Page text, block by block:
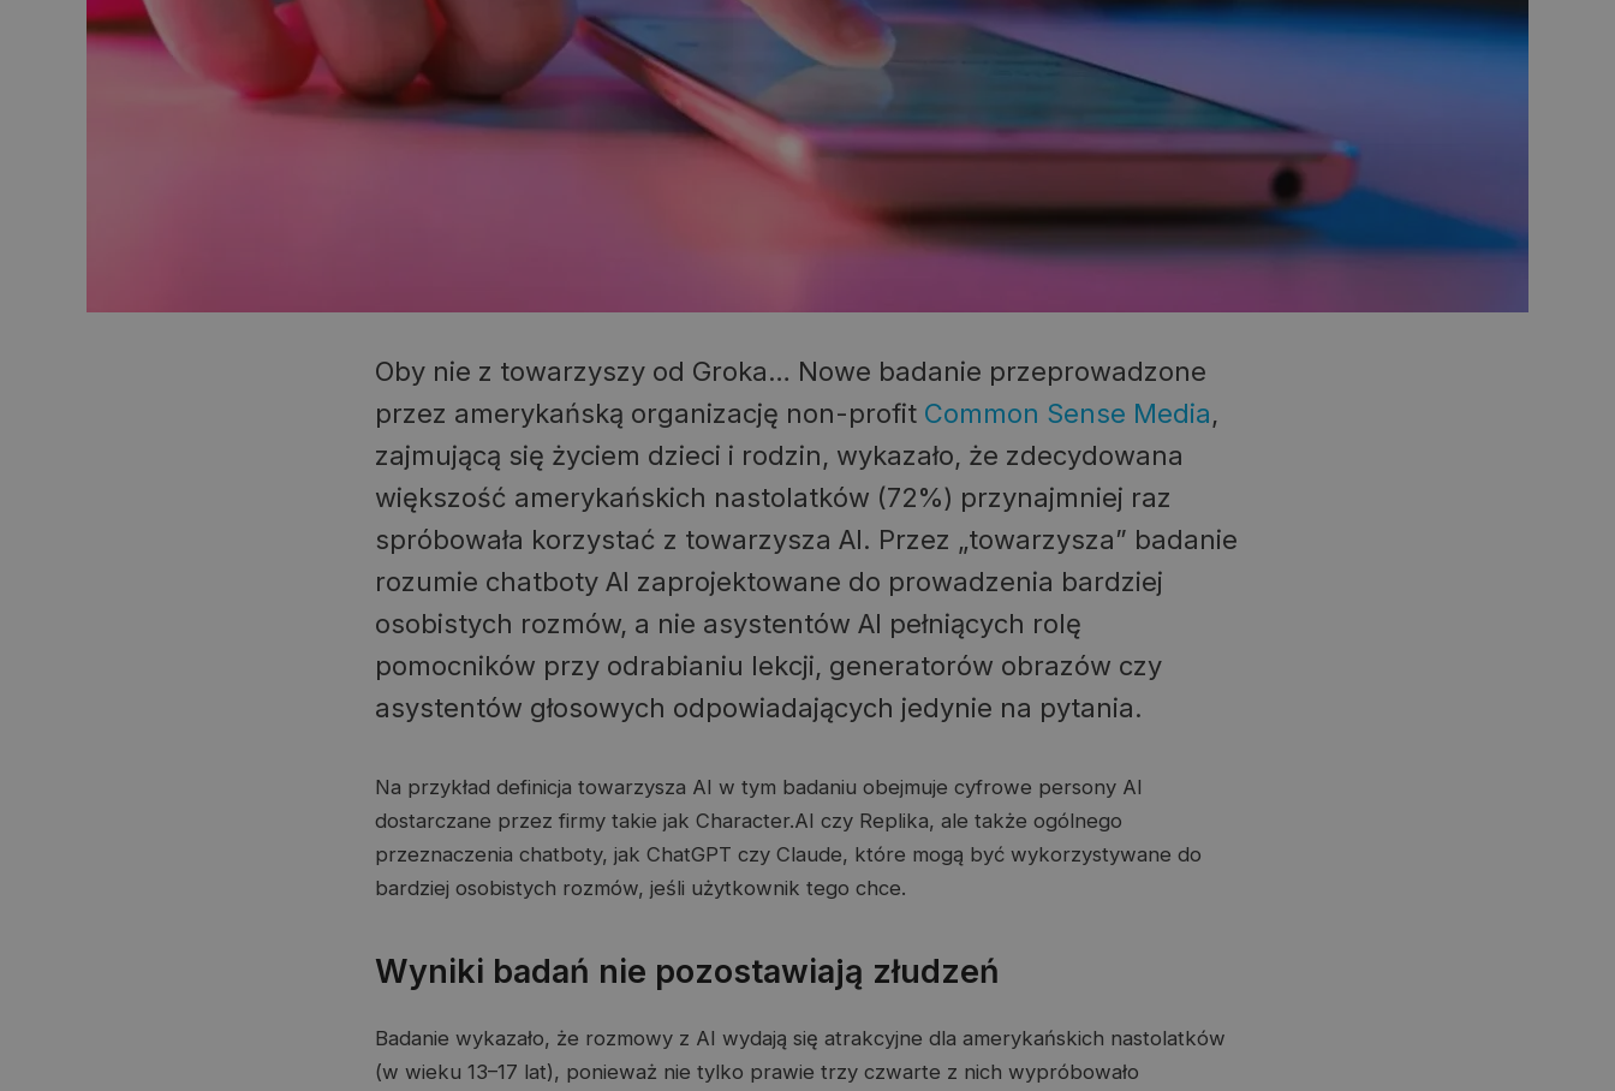
Oby nie z towarzyszy od Groka… Nowe badanie przeprowadzone
przez amerykańską organizację non-profit Common Sense Media,
zajmującą się życiem dzieci i rodzin, wykazało, że zdecydowana
większość amerykańskich nastolatków (72%) przynajmniej raz
spróbowała korzystać z towarzysza AI. Przez „towarzysza” badanie
rozumie chatboty AI zaprojektowane do prowadzenia bardziej
osobistych rozmów, a nie asystentów AI pełniących rolę
pomocników przy odrabianiu lekcji, generatorów obrazów czy
asystentów głosowych odpowiadających jedynie na pytania.
Na przykład definicja towarzysza AI w tym badaniu obejmuje cyfrowe persony AI
dostarczane przez firmy takie jak Character.AI czy Replika, ale także ogólnego
przeznaczenia chatboty, jak ChatGPT czy Claude, które mogą być wykorzystywane do
bardziej osobistych rozmów, jeśli użytkownik tego chce.
Wyniki badań nie pozostawiają złudzeń
Badanie wykazało, że rozmowy z AI wydają się atrakcyjne dla amerykańskich nastolatków
(w wieku 13–17 lat), ponieważ nie tylko prawie trzy czwarte z nich wypróbowało